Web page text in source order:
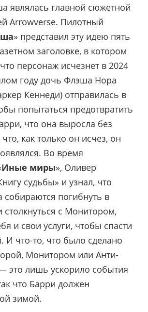
являлась главной сюжетной
Arrowverse. Пилотный
» представил эту идею пять
заголовке, в котором
персонаж исчезнет в 2024
году дочь Флэша Нора
Кеннеди) отправилась в
попытаться предотвратить
что она выросла без
как только он исчез, он
Во время
Иные миры», Оливер
судьбы» и узнал, что
собираются погибнуть в
столкнуться с Монитором,
и свои услуги, чтобы спасти
И что-то, что было сделано
Монитором или Анти-
это лишь ускорило события
что Барри должен
зимой.